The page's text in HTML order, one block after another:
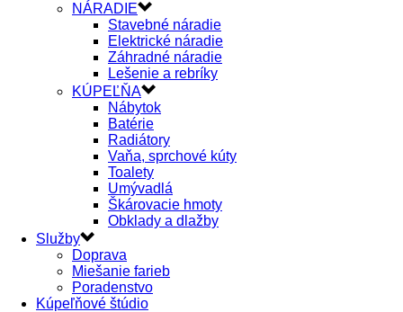
NÁRADIE
Stavebné náradie
Elektrické náradie
Záhradné náradie
Lešenie a rebríky
KÚPEĽŇA
Nábytok
Batérie
Radiátory
Vaňa, sprchové kúty
Toalety
Umývadlá
Škárovacie hmoty
Obklady a dlažby
Služby
Doprava
Miešanie farieb
Poradenstvo
Kúpeľňové štúdio